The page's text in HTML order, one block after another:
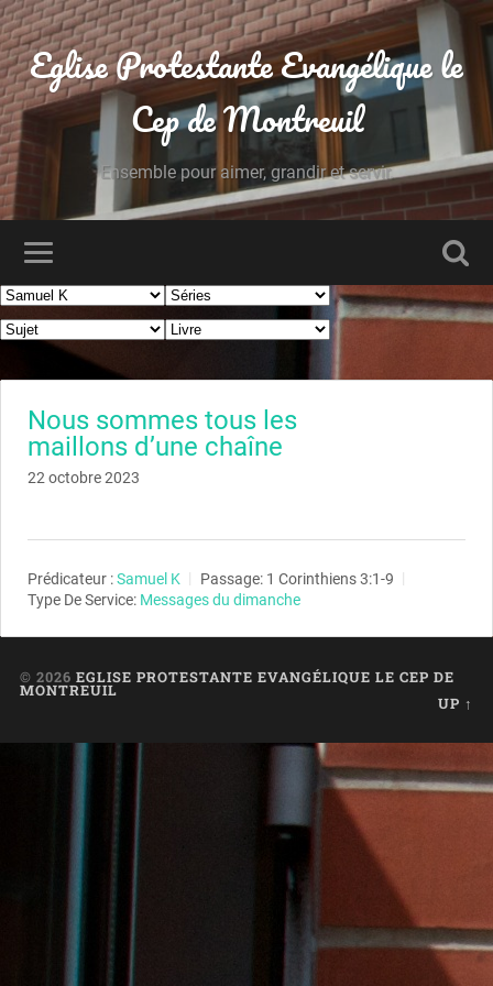
Eglise Protestante Evangélique le
Cep de Montreuil
Ensemble pour aimer, grandir et servir.
Nous sommes tous les
maillons d’une chaîne
22 octobre 2023
Prédicateur :Samuel K Passage: 1 Corinthiens 3:1-9
Type De Service: Messages du dimanche
© 2026 EGLISE PROTESTANTE EVANGÉLIQUE LE CEP DE
MONTREUIL
UP ↑